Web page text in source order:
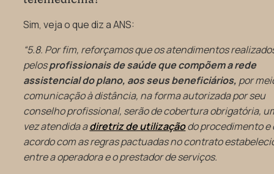
Sim, veja o que diz a ANS:
“5.8. Por fim, reforçamos que os atendimentos
pelosprofissionais de saúde que compõem a rede
assistencial do plano, aos seus beneficiários, por
comunicação à distância, na forma autorizada por seu
conselho profissional, serão de cobertura obrigatória,
vez atendida adiretriz de utilizaçãodo procedimento e
acordo com as regras pactuadas no contrato
entre a operadora e o prestador de serviços.